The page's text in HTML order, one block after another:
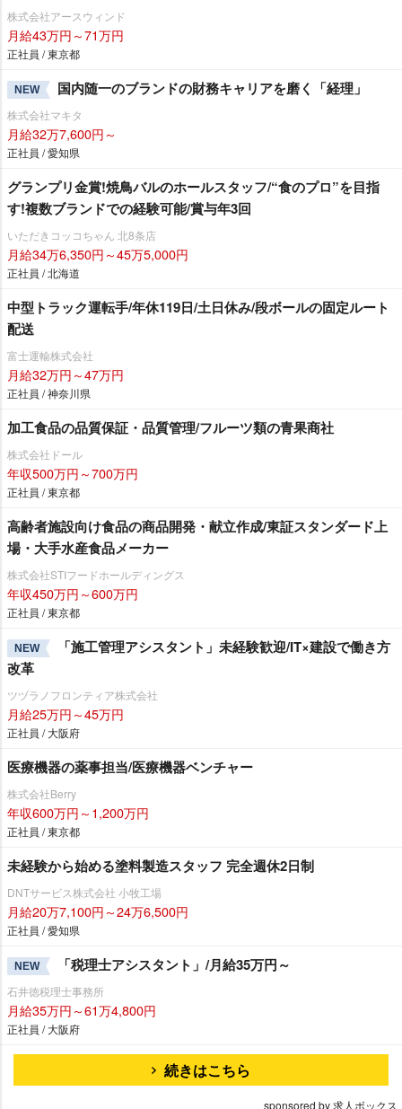
株式会社アースウィンド
月給43万円～71万円
正社員 / 東京都
NEW 国内随一のブランドの財務キャリアを磨く「経理」
株式会社マキタ
月給32万7,600円～
正社員 / 愛知県
グランプリ金賞!焼鳥バルのホールスタッフ/“食のプロ”を目指
す!複数ブランドでの経験可能/賞与年3回
いただきコッコちゃん 北8条店
月給34万6,350円～45万5,000円
正社員 / 北海道
中型トラック運転手/年休119日/土日休み/段ボールの固定ルート
配送
富士運輸株式会社
月給32万円～47万円
正社員 / 神奈川県
加工食品の品質保証・品質管理/フルーツ類の青果商社
株式会社ドール
年収500万円～700万円
正社員 / 東京都
高齢者施設向け食品の商品開発・献立作成/東証スタンダード上
場・大手水産食品メーカー
株式会社STIフードホールディングス
年収450万円～600万円
正社員 / 東京都
NEW
「施工管理アシスタント」未経験歓迎/IT×建設で働き方
改革
ツヅラノフロンティア株式会社
月給25万円～45万円
正社員 / 大阪府
医療機器の薬事担当/医療機器ベンチャー
株式会社Berry
年収600万円～1,200万円
正社員 / 東京都
未経験から始める塗料製造スタッフ 完全週休2日制
DNTサービス株式会社 小牧工場
月給20万7,100円～24万6,500円
正社員 / 愛知県
NEW 「税理士アシスタント」/月給35万円～
石井徳税理士事務所
月給35万円～61万4,800円
正社員 / 大阪府
続きはこちら
sponsored by 求人ボックス